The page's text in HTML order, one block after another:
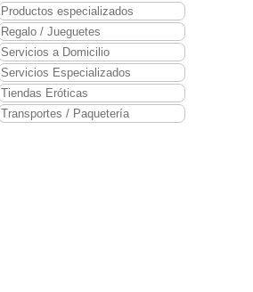
Productos especializados
Regalo / Jueguetes
Servicios a Domicilio
Servicios Especializados
Tiendas Eróticas
Transportes / Paquetería